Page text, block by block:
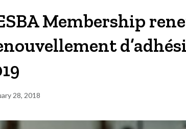
Membership
28, 2018